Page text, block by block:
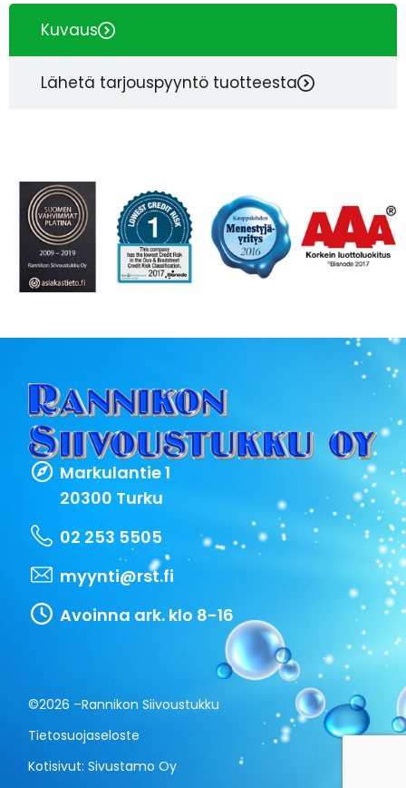
Kuvaus
Lähetä tarjouspyyntö tuotteesta
Markulantie 1
20300 Turku
02 253 5505
myynti@rst.fi
Avoinna ark. klo 8-16
©2026 –Rannikon Siivoustukku
Tietosuojaseloste
Kotisivut:Sivustamo Oy